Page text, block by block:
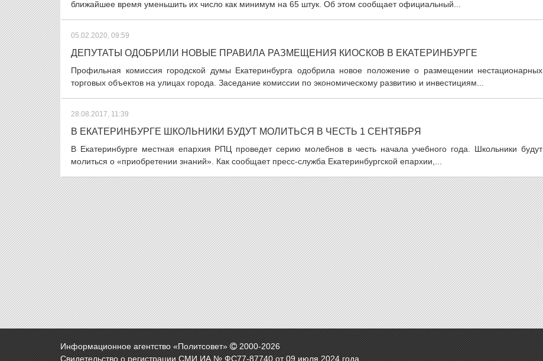
ближайшее время уменьшить их число как минимум на 65 штук. Об этом сообщает официальный...
05.02.2020, 09:59
ДЕПУТАТЫ ОДОБРИЛИ НОВЫЕ ПРАВИЛА РАЗМЕЩЕНИЯ КИОСКОВ В ЕКАТЕРИНБУРГЕ
Профильная комиссия городской думы Екатеринбурга одобрила новое положение о размещении нестационарных
торговых объектов на улицах города. Заседание комиссии по экономическому развитию и инвестициям...
28.08.2017, 11:39
В ЕКАТЕРИНБУРГЕ ШКОЛЬНИКИ БУДУТ МОЛИТЬСЯ В ЧЕСТЬ 1 СЕНТЯБРЯ
В Екатеринбурге местная епархия РПЦ проведет серию молебнов в честь начала учебного года. Школьники будут
молиться о «приобретении знаний». Как сообщает пресс-служба Екатеринбургской епархии,...
Информационное агентство «Политсовет» 2000-2026
Свидетельство о регистрации СМИ ИА № ФС77-87740 от 09 июля 2024 года.